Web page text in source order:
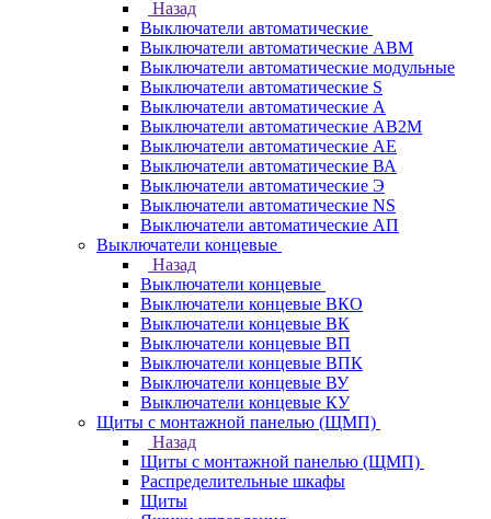
Назад
Выключатели автоматические
Выключатели автоматические АВМ
Выключатели автоматические модульные
Выключатели автоматические S
Выключатели автоматические А
Выключатели автоматические АВ2М
Выключатели автоматические АЕ
Выключатели автоматические ВА
Выключатели автоматические Э
Выключатели автоматические NS
Выключатели автоматические АП
Выключатели концевые
Назад
Выключатели концевые
Выключатели концевые ВКО
Выключатели концевые ВК
Выключатели концевые ВП
Выключатели концевые ВПК
Выключатели концевые ВУ
Выключатели концевые КУ
Щиты с монтажной панелью (ЩМП)
Назад
Щиты с монтажной панелью (ЩМП)
Распределительные шкафы
Щиты